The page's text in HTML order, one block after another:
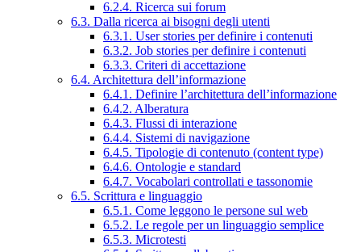
6.2.4. Ricerca sui forum
6.3. Dalla ricerca ai bisogni degli utenti
6.3.1. User stories per definire i contenuti
6.3.2. Job stories per definire i contenuti
6.3.3. Criteri di accettazione
6.4. Architettura dell’informazione
6.4.1. Definire l’architettura dell’informazione
6.4.2. Alberatura
6.4.3. Flussi di interazione
6.4.4. Sistemi di navigazione
6.4.5. Tipologie di contenuto (content type)
6.4.6. Ontologie e standard
6.4.7. Vocabolari controllati e tassonomie
6.5. Scrittura e linguaggio
6.5.1. Come leggono le persone sul web
6.5.2. Le regole per un linguaggio semplice
6.5.3. Microtesti